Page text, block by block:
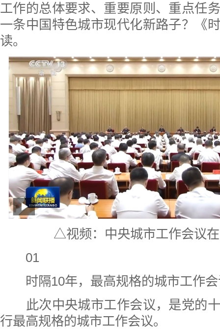
工作的总体要求、重要原则、重点任
一条中国特色城市现代化新路子？《
读。
△视频：中央城市工作会议
01
时隔10年，最高规格的城市工作
此次中央城市工作会议，是党的十
行最高规格的城市工作会议。